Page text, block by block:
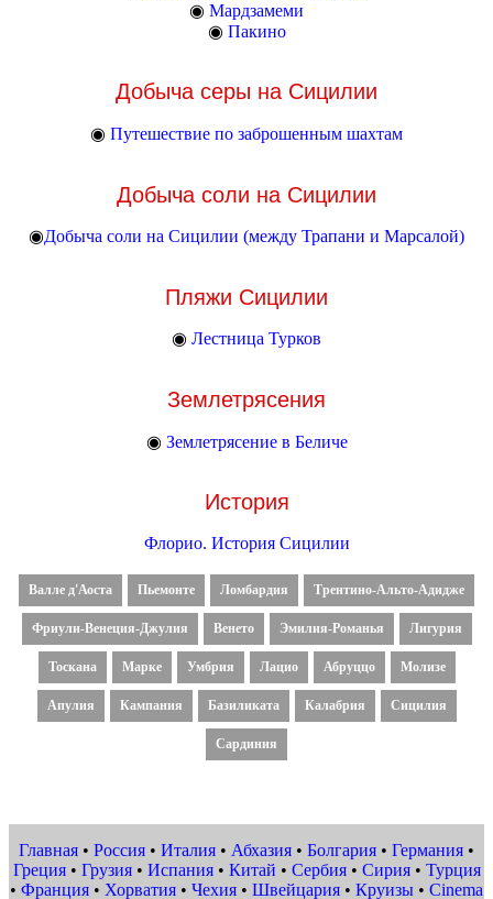
◉ Мардзамеми
◉ Пакино
Добыча серы на Сицилии
◉ Путешествие по заброшенным шахтам
Добыча соли на Сицилии
◉Добыча соли на Сицилии (между Трапани и Марсалой)
Пляжи Сицилии
◉ Лестница Турков
Землетрясения
◉ Землетрясение в Беличе
История
Флорио. История Сицилии
Валле д'Аоста Пьемонте Ломбардия Трентино-Альто-Адидже
Фриули-Венеция-Джулия Венето Эмилия-Романья Лигурия
Тоскана Марке Умбрия Лацио Абруццо Молизе
Апулия Кампания Базиликата Калабрия Сицилия
Сардиния
Главная • Россия • Италия • Абхазия • Болгария • Германия •
Греция• Грузия• Испания• Китай • Сербия• Сирия• Турция
• Франция • Хорватия • Чехия • Швейцария • Круизы • Cinema